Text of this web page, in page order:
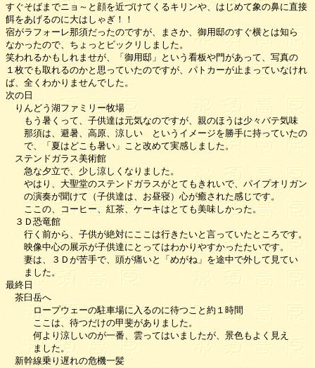
すぐそばまでニョ～と顔を近づけてくるキリンや、はじめて象の鼻に直接
餌をあげるのに大はしゃぎ！！
宿がラフォーレ那須だったのですが、まさか、御用邸のすぐ横とは知ら
なかったので、ちょっとビックリしました。
笑われるかもしれませが、「御用邸」という看板や門があって、写真の
１枚でも取れるのかと思っていたのですが、パトカーが止まっていなけれ
ば、全くわかりませんでした。
次の日
りんどう湖ファミリー牧場
もう暑くって、子供達は元気なのですが、親のほうは少々バテ気味
那須は、避暑、高原、涼しい　というイメージを勝手に持っていたの
で、「夏はどこも暑い」こと改めて実感しました。
ステンドガラス美術館
急な夕立で、少し涼しくなりました。
やはり、大聖堂のステンドガラスがとてもきれいで、パイプオリガン
の演奏が聞けて（子供達は、お昼寝）心が癒された感じです。
ここの、コーヒー、紅茶、ケーキはとても美味しかった。
３Ｄ恐竜館
行く前から、子供が絶対にここは行きたいと言っていたところです。
映像中心の展示が子供達にとってはわかりやすかったたいです。
妻は、３Ｄが苦手で、頭が痛いと「めがね」を途中で外して見てい
ました。
最終日
茶臼岳へ
ロープウェーの駐車場に入るのに待つこと約１時間
ここは、待つだけの甲斐がありました。
何より涼しいのが一番、雲ってはいましたが、景色もよく見え
ました。
新幹線乗り遅れの危機一髪